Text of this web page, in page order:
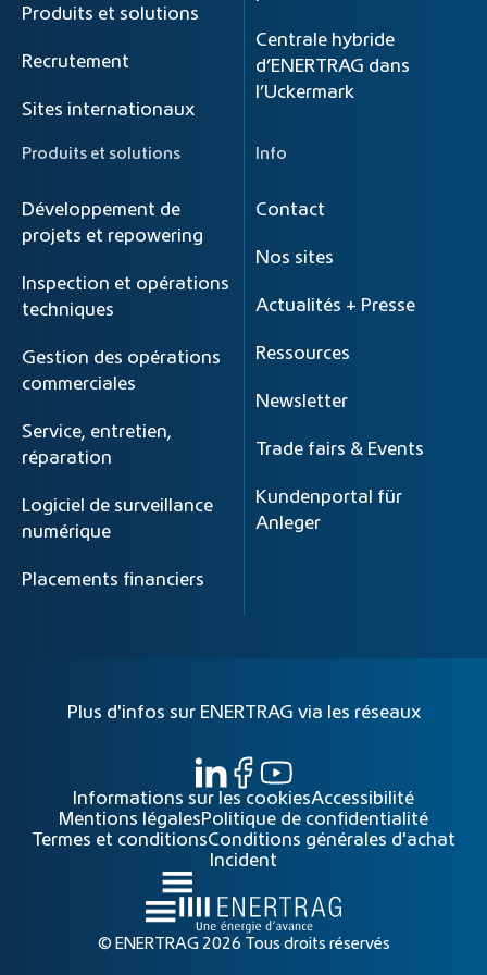
Produits et solutions
Recrutement
Sites internationaux
Centrale hybride
d’ENERTRAG dans
l’Uckermark
Produits et solutions
Développement de
projets et repowering
Inspection et opérations
techniques
Gestion des opérations
commerciales
Service, entretien,
réparation
Logiciel de surveillance
numérique
Placements financiers
Info
Contact
Nos sites
Actualités + Presse
Ressources
Newsletter
Trade fairs & Events
Kundenportal für
Anleger
© ENERTRAG 2026 Tous droits réservés
Plus d'infos sur ENERTRAG via les réseaux
Informations sur les cookiesAccessibilité
Mentions légalesPolitique de confidentialité
Termes et conditionsConditions générales d'achat
Incident